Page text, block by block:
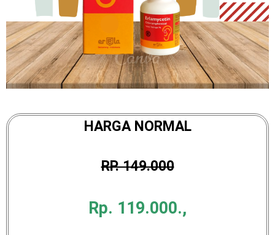
HARGA NORMAL
RP. 149.000
Rp. 119.000.,